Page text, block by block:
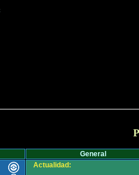
General
Actualidad: